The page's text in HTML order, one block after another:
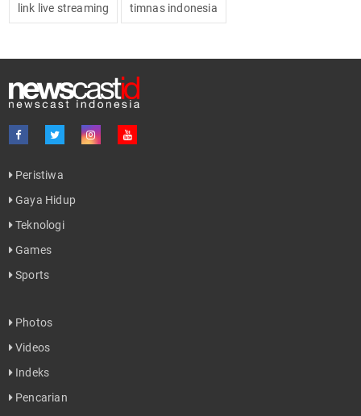
link live streaming timnas indonesia
Peristiwa
Gaya Hidup
Teknologi
Games
Sports
Photos
Videos
Indeks
Pencarian